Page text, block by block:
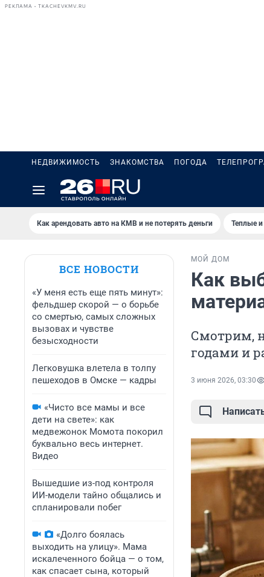
РЕКЛАМА • TKACHEVKMV.RU
НЕДВИЖИМОСТЬ ЗНАКОМСТВА ПОГОДА
Как арендовать авто на КМВ и не потерять деньги Теплые и
ВСЕ НОВОСТИ
«У меня есть еще пять минут»:
фельдшер скорой — о борьбе
со смертью, самых сложных
вызовах и чувстве
безысходности
Легковушка влетела в толпу
пешеходов в Омске — кадры
«Чисто все мамы и все
дети на свете»: как
медвежонок Момота покорил
буквально весь интернет.
Видео
Вышедшие из-под контроля
ИИ-модели тайно общались и
спланировали побег
«Долго боялась
выходить на улицу». Мама
искалеченного бойца — о том,
как спасает сына, который
МОЙ ДОМ
Как
Смотрим,
годами и
3 июня 2026, 03:30